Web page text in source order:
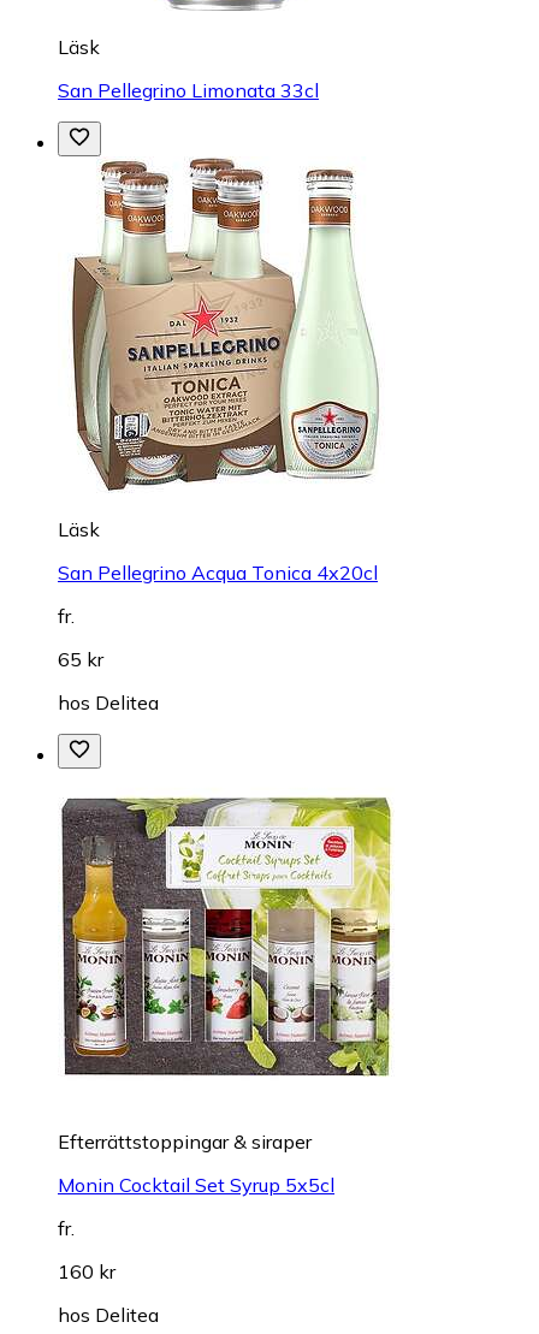
Läsk
San Pellegrino Limonata 33cl
Läsk
San Pellegrino Acqua Tonica 4x20cl
fr.
65 kr
hos Delitea
Efterrättstoppingar & siraper
Monin Cocktail Set Syrup 5x5cl
fr.
160 kr
hos Delitea